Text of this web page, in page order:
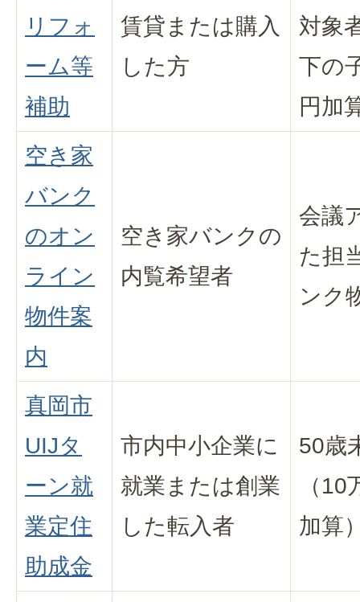
リフォ
ーム等
補助
賃貸または購入
した方
対象
下の
円加
空き家
バンク
のオン
ライン
物件案
内
空き家バンクの
内覧希望者
会議
た担
ンク
真岡市
UIJタ
ーン就
業定住
助成金
市内中小企業に
就業または創業
した転入者
50歳
（
加算